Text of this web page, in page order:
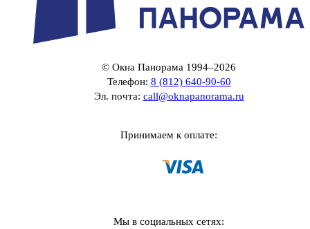
© Окна Панорама 1994–2026
Телефон: 8 (812) 640-90-60
Эл. почта: call@oknapanorama.ru
Принимаем к оплате:
Мы в социальных сетях: